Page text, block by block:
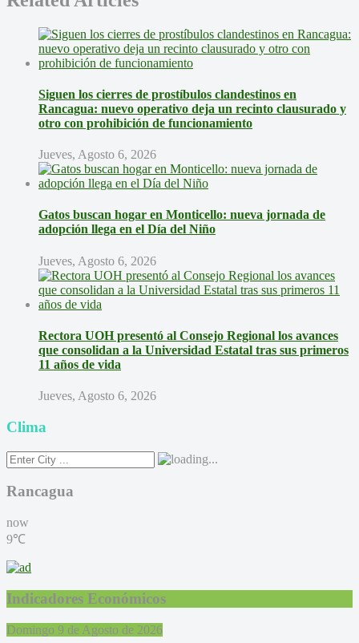
Siguen los cierres de prostíbulos clandestinos en
Rancagua: nuevo operativo deja un recinto clausurado y
otro con prohibición de funcionamiento
Jueves, Agosto 6, 2026
Gatos buscan hogar en Monticello: nueva jornada de
adopción llega en el Día del Niño
Jueves, Agosto 6, 2026
Rectora UOH presentó al Consejo Regional los avances
que consolidan a la Universidad Estatal tras sus primeros
11 años de vida
Jueves, Agosto 6, 2026
Clima
Rancagua
now
9℃
Indicadores Económicos
Domingo 9 de Agosto de 2026